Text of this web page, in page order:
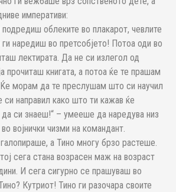
императиви:
облеките во плакарот, чевлите
наредиш во претсобјето! Потоа оди во
лектирата. Да не си излегол од
прочиташ книгата, а потоа ќе те прашам
морам да те преслушам што си научил
направил како што ти кажав ќе
да си знаеш!“ – умееше да наредува низ
војнички чизми на командант.
а Тино многу брзо растеше.
сега стана возрасен маж на возраст
И сега сигурно се прашуваш во
Кутриот! Тино ги разочара своите